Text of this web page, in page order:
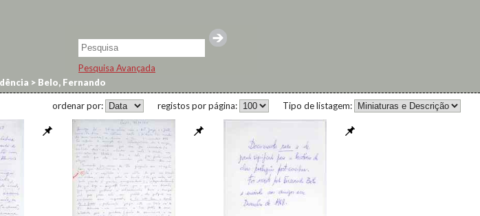
Pesquisa Avançada
> Belo, Fernando
Tipo de listagem:
registos por página:
ordenar por: